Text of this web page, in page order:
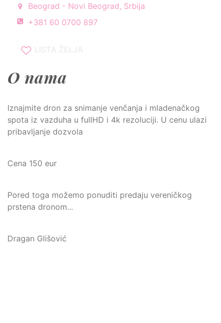
Beograd - Novi Beograd, Srbija
+381 60 0700 897
O nama
Iznajmite dron za snimanje venčanja i mladenačkog
spota iz vazduha u fullHD i 4k rezoluciji. U cenu ulazi
pribavljanje dozvola
Cena 150 eur
Pored toga možemo ponuditi predaju vereničkog
prstena dronom...
Dragan Glišović